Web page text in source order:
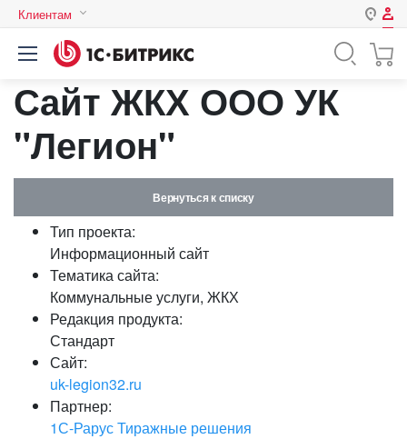
Клиентам
Казахстан
Авторизация
Нет аккаунта?Зарегистрироваться
Логин
Пароль
Запомнить меня на этом
Забыли свой пароль?
Сайт ЖКХ ООО УК
"Легион"
Вернуться к списку
Тип проекта:
Информационный сайт
Тематика сайта:
Коммунальные услуги, ЖКХ
Редакция продукта:
Стандарт
Сайт:
uk-legion32.ru
Партнер:
1С-Рарус Тиражные решения